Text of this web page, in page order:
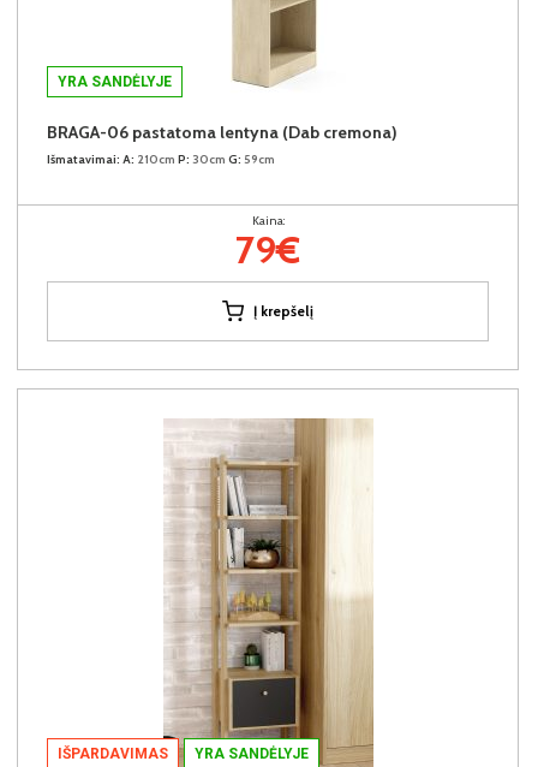
YRA SANDĖLYJE
BRAGA-06 pastatoma lentyna (Dab cremona)
Išmatavimai: A: 210cm P: 30cm G: 59cm
Kaina:
79€
Į krepšelį
IŠPARDAVIMAS YRA SANDĖLYJE